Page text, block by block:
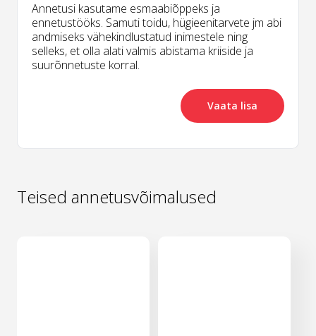
Annetusi kasutame esmaabiõppeks ja
ennetustööks. Samuti toidu, hügieenitarvete jm abi
andmiseks vähekindlustatud inimestele ning
selleks, et olla alati valmis abistama kriiside ja
suurõnnetuste korral.
Vaata lisa
Teised annetusvõimalused